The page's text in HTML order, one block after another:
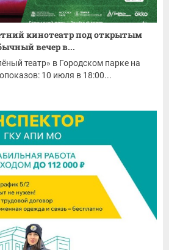
кинотеатр под открытым
вечер в...
театр» в Городском парке на
10 июля в 18:00...